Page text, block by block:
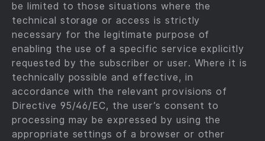
be limited to those situations where the
technical storage or access is strictly
necessary for the legitimate purpose of
enabling the use of a specific service explicitly
requested by the subscriber or user. Where it is
technically possible and effective, in
accordance with the relevant provisions of
Directive 95/46/EC, the user’s consent to
processing may be expressed by using the
appropriate settings of a browser or other